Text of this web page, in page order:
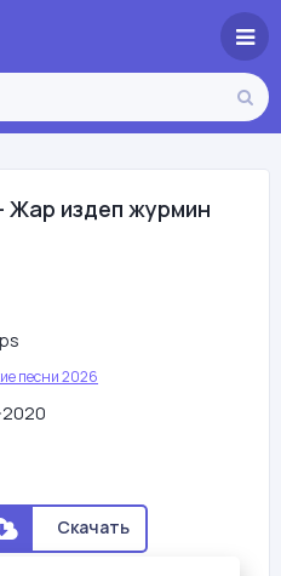
Жар издеп журмин
песни 2026
Скачать